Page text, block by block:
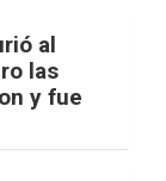
al
las
y fue